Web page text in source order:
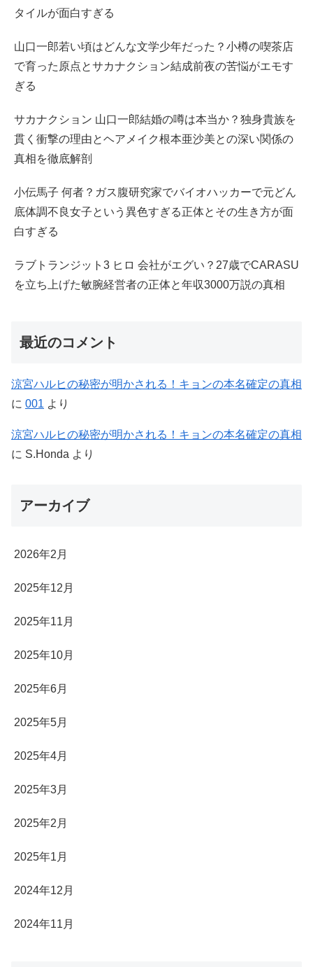
タイルが面白すぎる
山口一郎若い頃はどんな文学少年だった？小樽の喫茶店
で育った原点とサカナクション結成前夜の苦悩がエモす
ぎる
サカナクション 山口一郎結婚の噂は本当か？独身貴族を
貫く衝撃の理由とヘアメイク根本亜沙美との深い関係の
真相を徹底解剖
小伝馬子 何者？ガス腹研究家でバイオハッカーで元どん
底体調不良女子という異色すぎる正体とその生き方が面
白すぎる
ラブトランジット3 ヒロ 会社がエグい？27歳でCARASU
を立ち上げた敏腕経営者の正体と年収3000万説の真相
最近のコメント
涼宮ハルヒの秘密が明かされる！キョンの本名確定の真相
に 001 より
涼宮ハルヒの秘密が明かされる！キョンの本名確定の真相
に S.Honda より
アーカイブ
2026年2月
2025年12月
2025年11月
2025年10月
2025年6月
2025年5月
2025年4月
2025年3月
2025年2月
2025年1月
2024年12月
2024年11月